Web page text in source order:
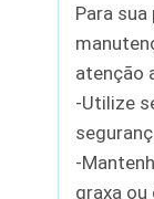
Para
atenção
-Utilize
-
graxa